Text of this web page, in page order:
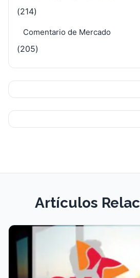
(214)
Comentario de Mercado
(205)
Artículos